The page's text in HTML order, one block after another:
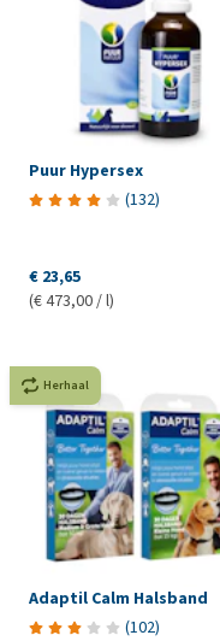
Puur Hypersex
(132)
€ 23,65
(€ 473,00 / l)
Herhaal
Adaptil Calm Halsband
(102)